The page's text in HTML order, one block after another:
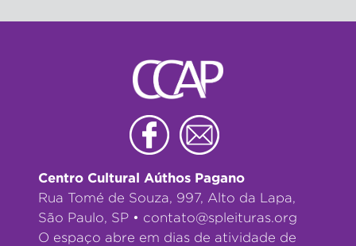
Centro Cultural Aúthos Pagano
Rua Tomé de Souza, 997, Alto da Lapa,
São Paulo, SP • contato@spleituras.org
O espaço abre em dias de atividade de